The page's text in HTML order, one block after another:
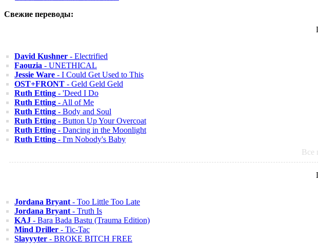
Свежие переводы:
David Kushner - Electrified
Faouzia - UNETHICAL
Jessie Ware - I Could Get Used to This
OST+FRONT - Geld Geld Geld
Ruth Etting - 'Deed I Do
Ruth Etting - All of Me
Ruth Etting - Body and Soul
Ruth Etting - Button Up Your Overcoat
Ruth Etting - Dancing in the Moonlight
Ruth Etting - I'm Nobody's Baby
Все
Jordana Bryant - Too Little Too Late
Jordana Bryant - Truth Is
KAJ - Bara Bada Bastu (Trauma Edition)
Mind Driller - Tic-Tac
Slayyyter - BROKE BITCH FREE